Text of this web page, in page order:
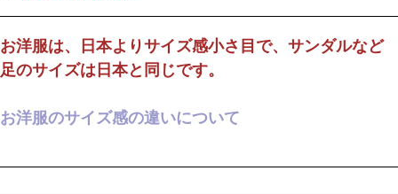
お洋服は、日本よりサイズ感小さ目で、サンダルなど
足のサイズは日本と同じです。
お洋服のサイズ感の違いについて